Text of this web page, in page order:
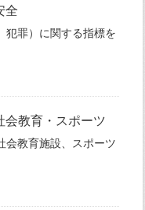
全
犯罪）に関する指標を
教育・スポーツ
会教育施設、スポーツ